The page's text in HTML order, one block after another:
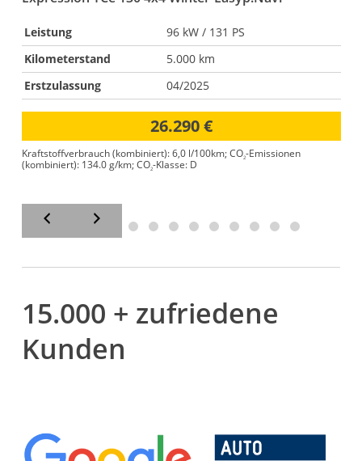
Leistung
96 kW / 131 PS
Kilometerstand
5.000 km
Erstzulassung
04/2025
26.290 €
Kraftstoffverbrauch (kombiniert):6,0 l/100km;CO2-Emissionen
(kombiniert): 134.0 g/km;CO2-Klasse: D
15.000 + zufriedene
Kunden